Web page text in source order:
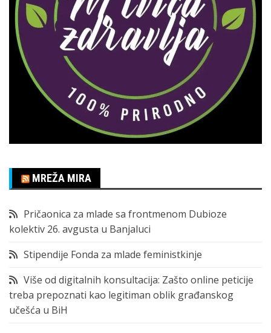
MREŽA MIRA
Pričaonica za mlade sa frontmenom Dubioze
kolektiv 26. avgusta u Banjaluci
Stipendije Fonda za mlade feministkinje
Više od digitalnih konsultacija: Zašto online peticije
treba prepoznati kao legitiman oblik građanskog
učešća u BiH